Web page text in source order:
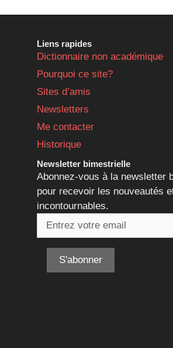
Liens rapides
Dictionnaire non académique
Pourquoi ce site?
Sites d’amis
Newsletters
Me contacter
Historique
Newsletter bimestrielle
Abonnez-vous à la newsletter
pour recevoir les nouveautés
incontournables.